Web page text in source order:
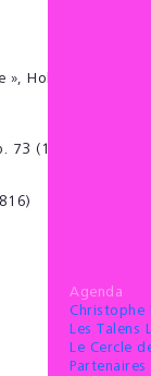
Agenda
Christophe
Les Talens
Le Cercle
», Hob. I:85
73 (1811)